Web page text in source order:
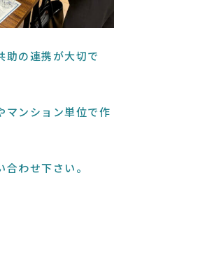
助の連携が大切で
マンション単位で作
わせ下さい。